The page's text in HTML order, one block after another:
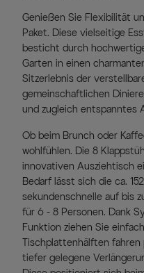
Genießen Sie Flexibilität
Paket. Diese vielseitige
besticht durch
Garten in einen
Sitzerlebnis der
gemeinschaftlichen
und zugleich entspanntes
Ob beim Brunch oder
wohlfühlen. Die 8
innovativen Ausziehtisch
Bedarf lässt sich die ca.
sekundenschnelle auf bis
für 6 - 8 Personen. Dank
Funktion ziehen Sie
Tischplattenhälften fahren
tiefer gelegene